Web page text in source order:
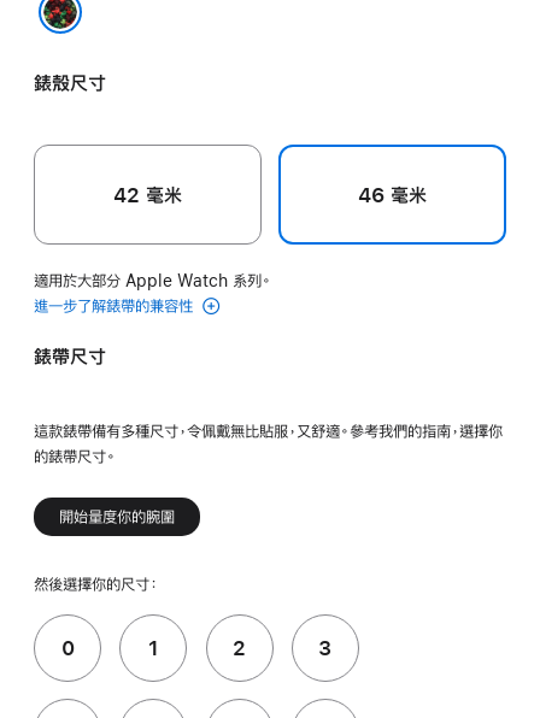
錶殼尺寸
42 毫米 46 毫米
適用於大部分 Apple Watch 系列。
進一步了解錶帶的兼容性
錶帶尺寸
這款錶帶備有多種尺寸，令佩戴無比貼服，又舒適。參考我們的指南，選擇你
的錶帶尺寸。
開始量度你的腕圍
然後選擇你的尺寸：
0 1 2 3